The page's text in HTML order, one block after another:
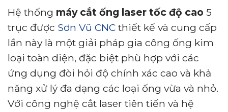
Hệ thống máy cắt ống laser tốc độ cao 5
trục được Sơn Vũ CNC thiết kế và cung cấp
lần này là một giải pháp gia công ống kim
loại toàn diện, đặc biệt phù hợp với các
ứng dụng đòi hỏi độ chính xác cao và khả
năng xử lý đa dạng các loại ống vừa và nhỏ.
Với công nghệ cắt laser tiên tiến và hệ